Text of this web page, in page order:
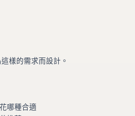
樣的需求而設計。
哪種合適